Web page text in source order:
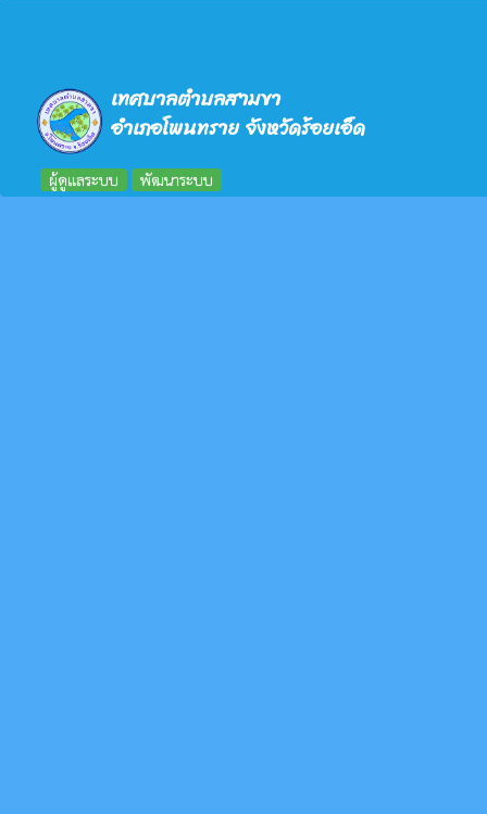
เทศบาลตำบลสามขา
อำเภอโพนทราย จังหวัดร้อยเอ็ด
ผู้ดูแลระบบ พัฒนาระบบ